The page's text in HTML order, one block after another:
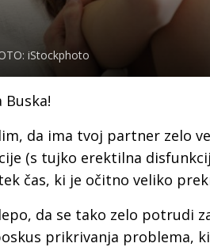
iStockphoto
Buska!
da ima tvoj partner zelo
(s tujko erektilna
čas, ki je očitno veliko
da se tako zelo potrudi
prikrivanja problema,